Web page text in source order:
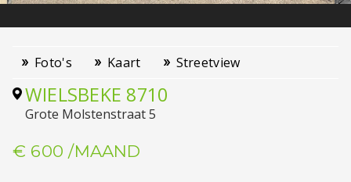
WIELSBEKE 8710
Grote Molstenstraat 5
€ 600 /MAAND
Foto's Kaart Streetview